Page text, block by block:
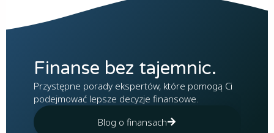
Finanse bez tajemnic.
Przystępne porady ekspertów, które pomogą Ci
podejmować lepsze decyzje finansowe.
Blog o finansach